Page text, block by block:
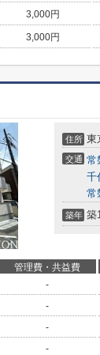
3,000円
3,000円
住所 東
交通 常
千
常
築年 築
管理費・共益費
-
-
-
-